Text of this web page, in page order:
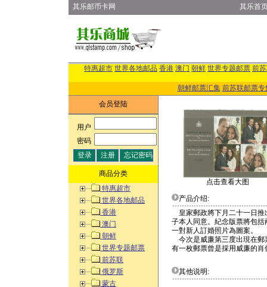
其乐邮币卡网 其乐首
特惠超市 世界各地邮品 香港 澳门 朝鲜 世界专题邮票 前
朝鲜邮票汇集 前苏联邮票专
会员登陆
用户:
密码:
商品分类
特惠超市
世界各地邮品
香港
澳门
朝鲜
世界专题邮票
前苏联
俄罗斯
蒙古
点击查看大图
产品介绍:
皇家郵政將下月二十一日推
子本人同意。紀念版票將包
一對新人訂婚照片為圖案。
今次是威廉第三度出現在郵
有一枚郵票曾是採用威廉的
其他说明: